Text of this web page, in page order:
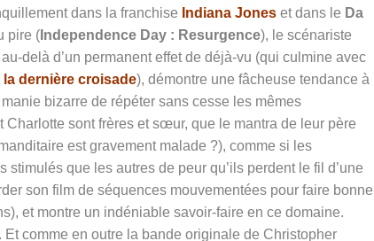
dans la franchise Indiana Jones et dans le Da
pire ( Independence Day : Resurgence), le scénariste
delà d’un permanent effet de déjà-vu (qui culmine avec
la dernière croisade), démontre une fâcheuse tendance à
bizarre de répéter sans cesse les mêmes
sont frères et sœur, que le mantra de leur père
est gravement malade ?), comme si les
que les autres de peur qu’ils perdent le fil d’une
son film de séquences mouvementées pour faire bonne
et montre un indéniable savoir-faire en ce domaine.
comme en outre la bande originale de Christopher